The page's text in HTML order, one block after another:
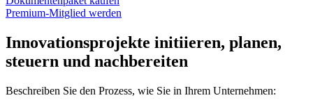
Premium-Mitglied werden
Innovationsprojekte initiieren, planen,
steuern und nachbereiten
Beschreiben Sie den Prozess, wie Sie in Ihrem Unternehmen: